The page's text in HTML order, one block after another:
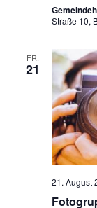
Straße 10,
FR.
21
21. August